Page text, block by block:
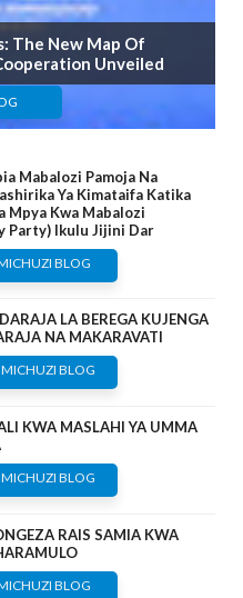
The New Map Of
Unveiled
Mabalozi Pamoja Na
Ya Kimataifa Katika
Mpya Kwa Mabalozi
Party) Ikulu Jijini Dar
BLOG
LA BEREGA KUJENGA
NA MAKARAVATI
MICHUZI BLOG
KWA MASLAHI YA UMMA
MICHUZI BLOG
RAIS SAMIA KWA
BLOG